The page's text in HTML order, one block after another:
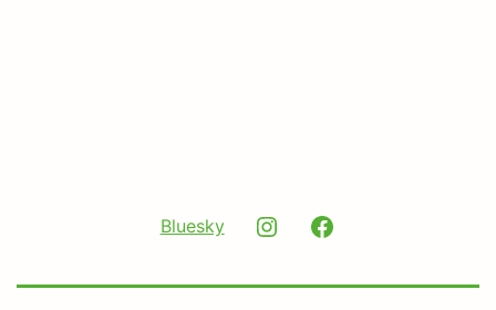
Bluesky Instagram